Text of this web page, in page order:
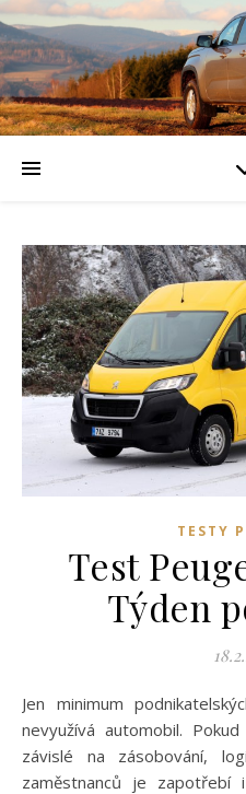
TESTY
Test
Týden
Jen minimum podnikatelských subjektů ke své činnosti
nevyužívá automobil.
závislé na zásobování,
zaměstnanců je zapotřebí